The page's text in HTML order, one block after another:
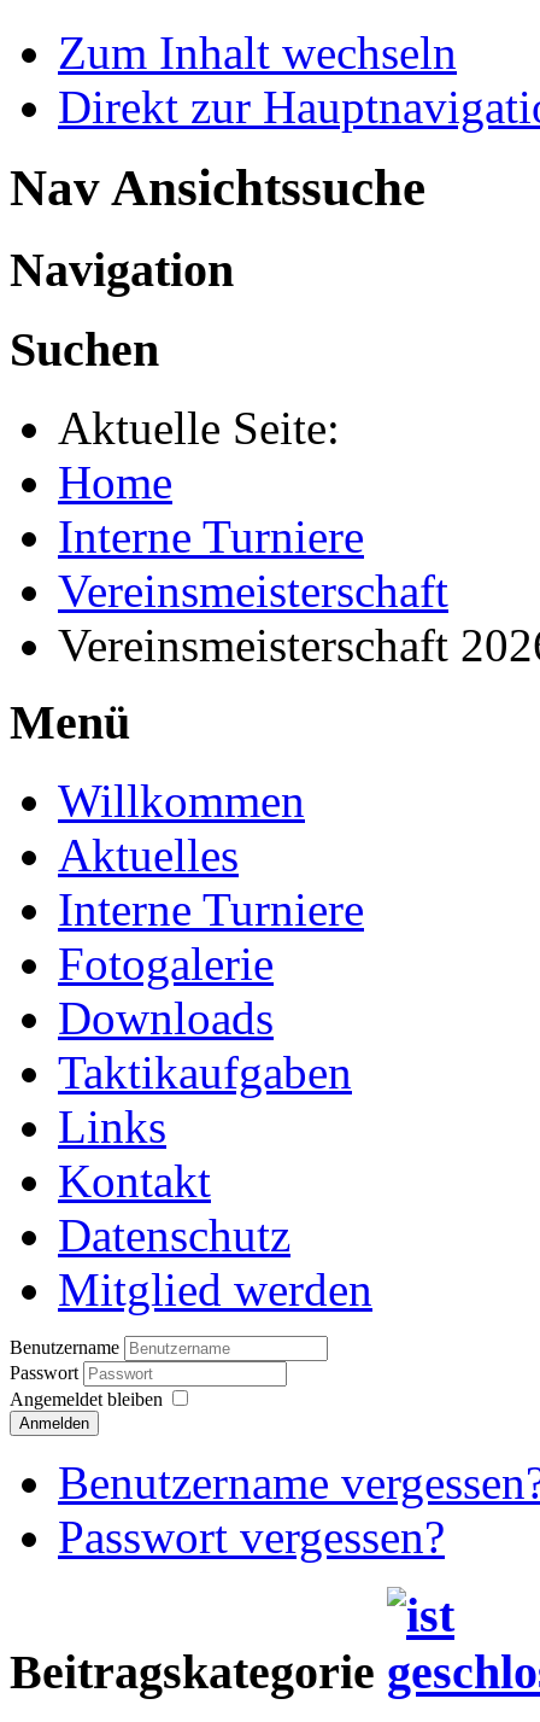
Zum Inhalt wechseln
Direkt zur
Nav Ansichtssuche
Navigation
Suchen
Aktuelle Seite:
Home
Interne Turniere
Vereinsmeisterschaft
Vereinsmeisterschaft
Menü
Willkommen
Aktuelles
Interne Turniere
Fotogalerie
Downloads
Taktikaufgaben
Links
Kontakt
Datenschutz
Mitglied werden
Benutzername
Passwort
Angemeldet bleiben
Anmelden
Benutzername
Passwort vergessen?
Beitragskategorie